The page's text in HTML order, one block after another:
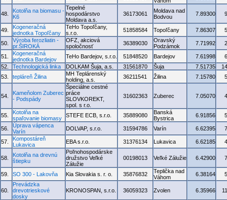
48.
Kotolňa na biomasu -
K6
Tepelné
hospodárstvo
Moldava a.s.
36173061
Moldava nad
Bodvou
7.89300
49.
Kogeneračná
jednotka Topoľčany
TeHo Topoľčany,
s.r.o.
51858584 Topoľčany 7.86307
50.
Výroba ferozliatin -
pr.ŠIROKÁ
OFZ, akciová
spoločnosť
36389030
Oravský
Podzámok
7.71992
51.
Kogeneračná
jednotka Bardejov
TeHo Bardejov, s.r.o. 51848520 Bardejov 7.61998
52.
Technologická linka DOLKAM Šuja, a.s. 31561870 Šuja 7.51735
53.
tepláreň Žilina
MH Teplárenský
holding, a.s.
36211541 Žilina 7.15780
54.
Kameňolom Zuberec
- Podspády
Špeciálne cestné
práce
SLOVKOREKT,
spol. s r.o.
31602363 Zuberec 7.05070
55.
Kotolňa na
spaľovanie biomasy
STEFE ECB, s.r.o. 35889080
Banská
Bystrica
6.91856
56.
Úprava vápenca
Varín
DOLVAP, s.r.o. 31594786 Varín 6.62395
57.
Kompostáreň
Lukavica
EBA s.r.o. 31376134 Lukavica 6.62185
58.
Kotolňa na drevnú
štiepku
Poľnohospodárske
družstvo Veľké
Zálužie
00198013 Veľké Zálužie 6.42900
59. SO 300 - Lakovňa Kia Slovakia s. r. o. 35876832
Teplička nad
Váhom
6.38164
60.
Prevádzka
drevotrieskové
dosky
KRONOSPAN, s.r.o. 36059323 Zvolen 6.35966